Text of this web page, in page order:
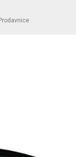
Prodavnice